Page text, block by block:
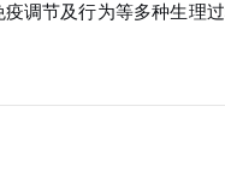
调节及行为等多种生理